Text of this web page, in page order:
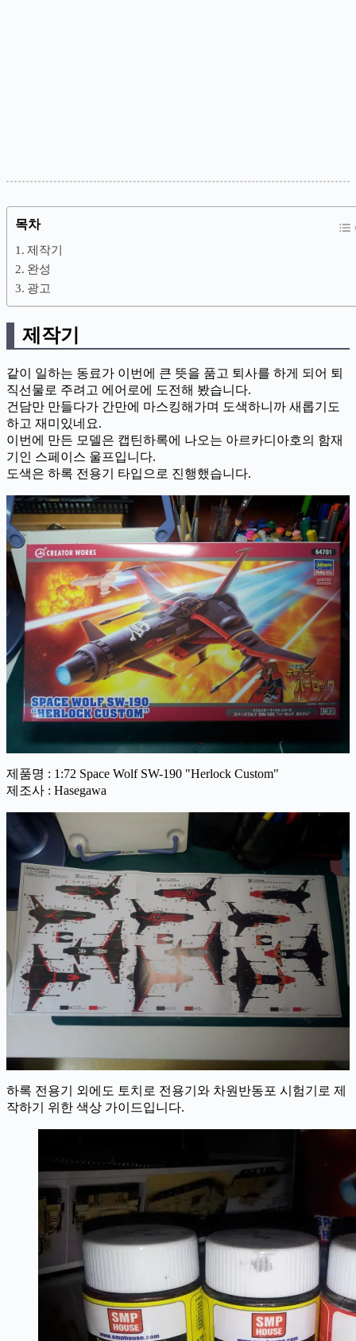
목차
제작기
완성
광고
제작기
같이 일하는 동료가 이번에 큰 뜻을 품고 퇴사를 하게 되어 퇴
직선물로 주려고 에어로에 도전해 봤습니다.
건담만 만들다가 간만에 마스킹해가며 도색하니까 새롭기도
하고 재미있네요.
이번에 만든 모델은 캡틴하록에 나오는 아르카디아호의 함재
기인 스페이스 울프입니다.
도색은 하록 전용기 타입으로 진행했습니다.
제품명 : 1:72 Space Wolf SW-190 "Herlock Custom"
제조사 : Hasegawa
하록 전용기 외에도 토치로 전용기와 차원반동포 시험기로 제
작하기 위한 색상 가이드입니다.